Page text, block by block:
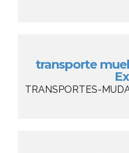
transporte
TRANSPORTES-